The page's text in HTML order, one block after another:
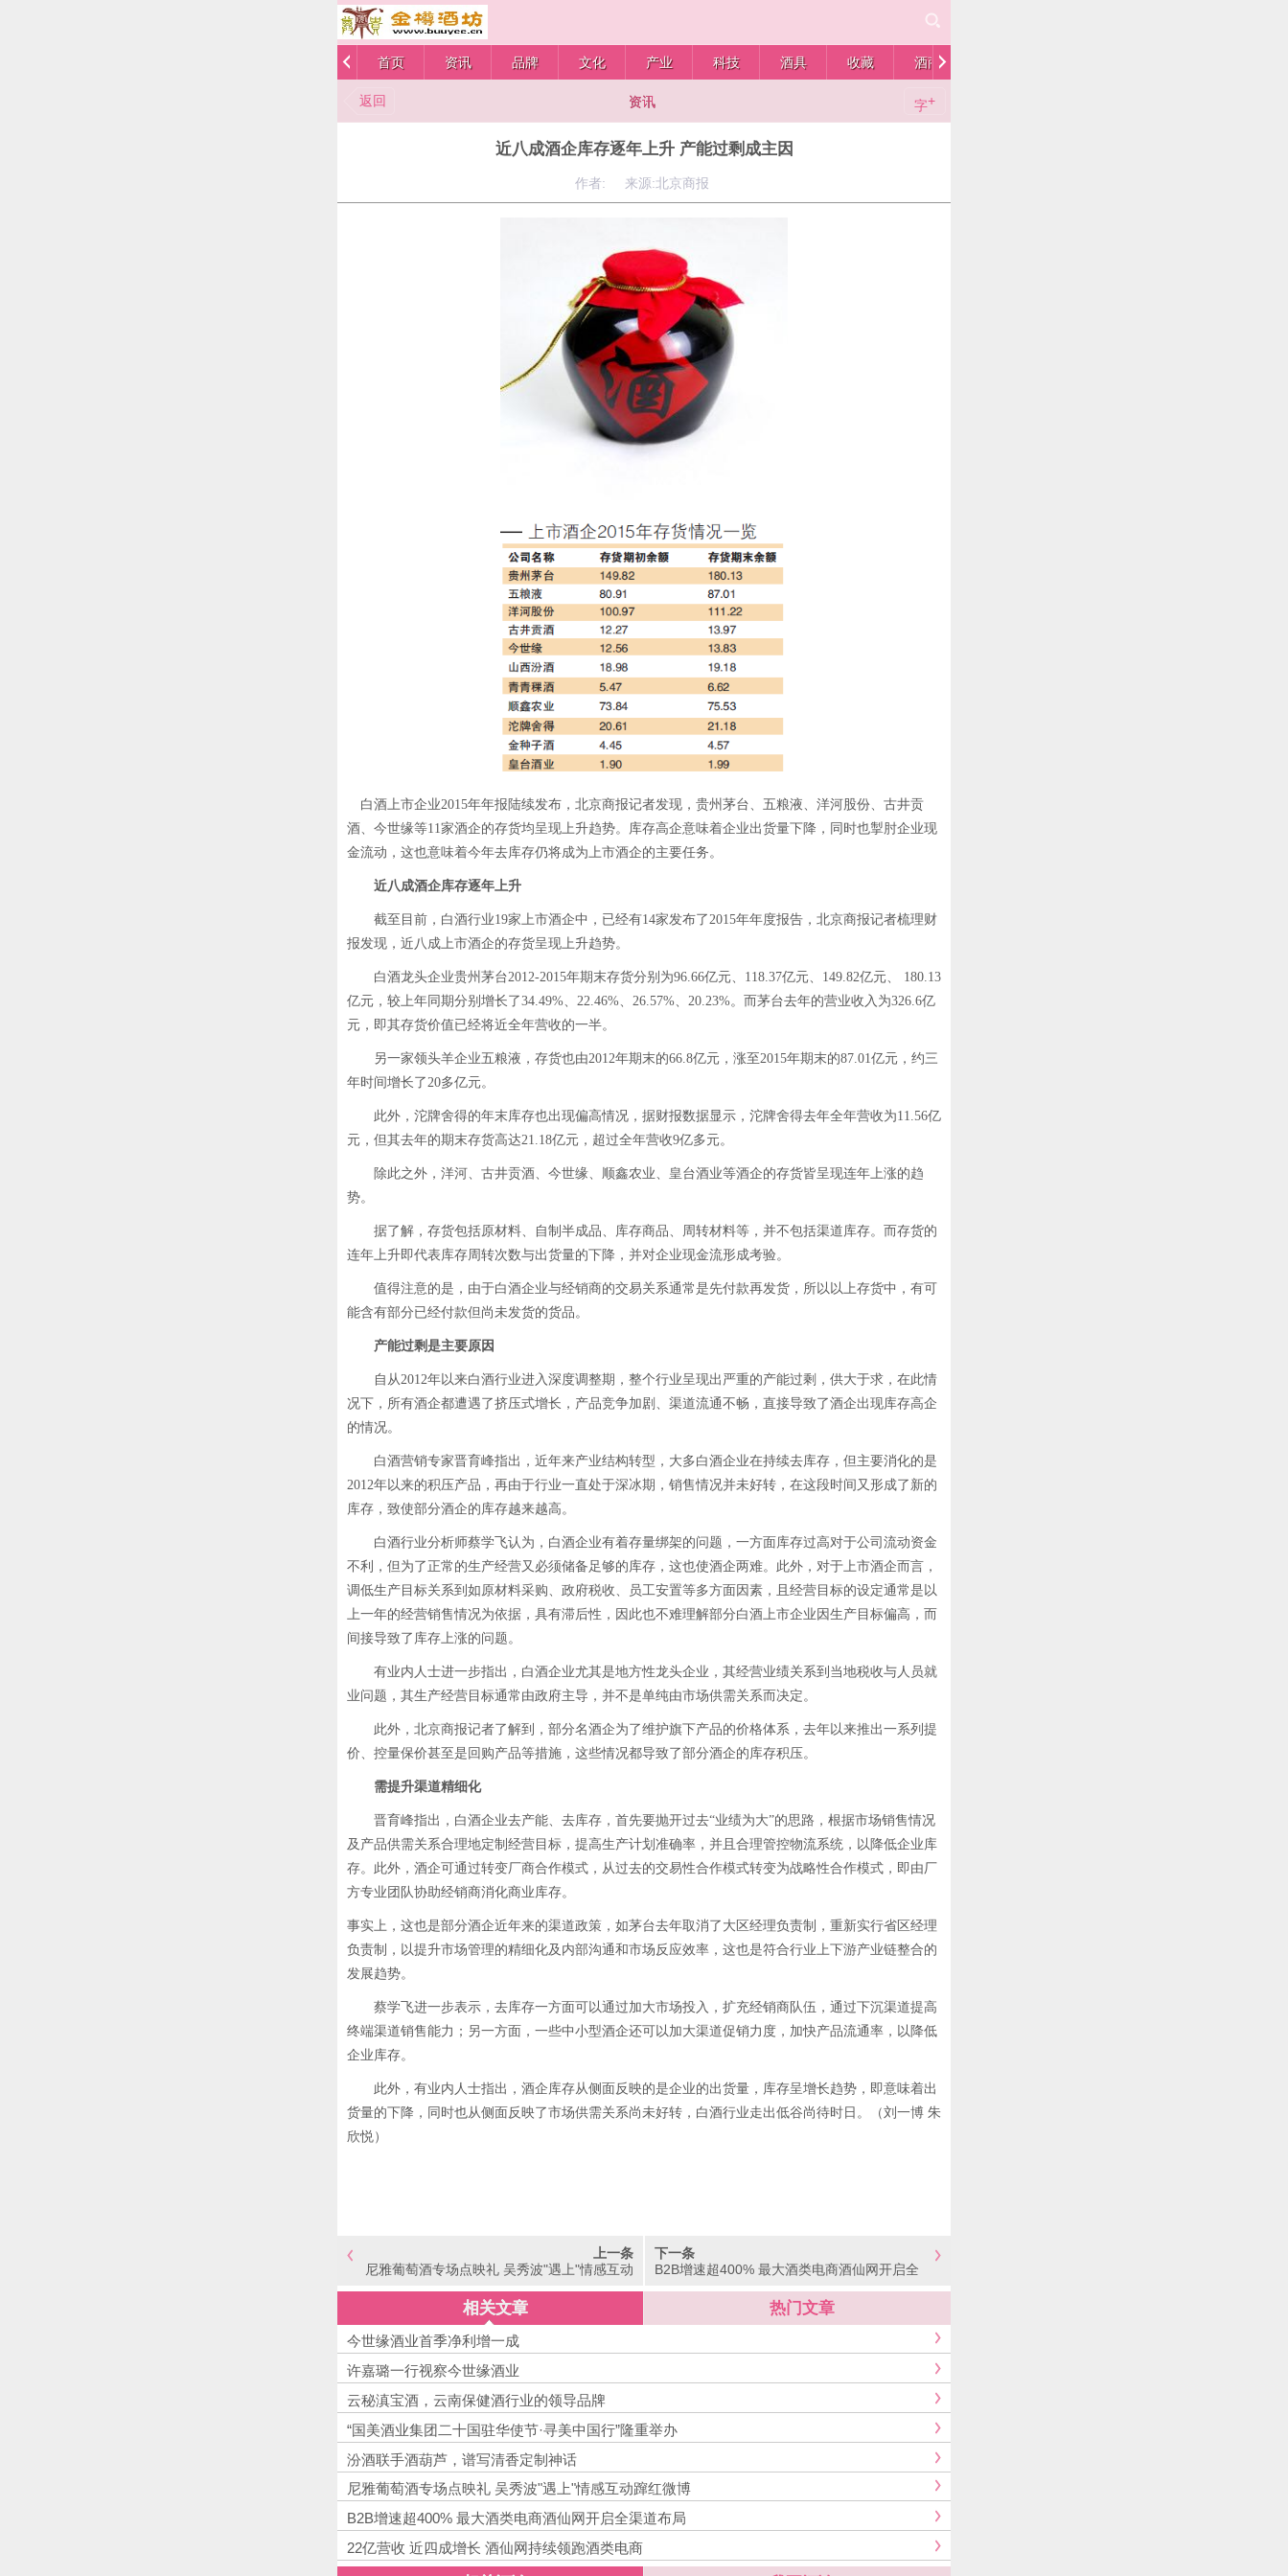
首页 资讯 品牌 文化 产业 科技 酒具 收藏 酒商
返回 资讯 字+
近八成酒企库存逐年上升 产能过剩成主因
作者: 来源:北京商报
白酒上市企业2015年年报陆续发布，北京商报记者发现，贵州茅台、五粮液、洋河股份、古井贡
酒、今世缘等11家酒企的存货均呈现上升趋势。库存高企意味着企业出货量下降，同时也掣肘企业现
金流动，这也意味着今年去库存仍将成为上市酒企的主要任务。
近八成酒企库存逐年上升
截至目前，白酒行业19家上市酒企中，已经有14家发布了2015年年度报告，北京商报记者梳理财
报发现，近八成上市酒企的存货呈现上升趋势。
白酒龙头企业贵州茅台2012-2015年期末存货分别为96.66亿元、118.37亿元、149.82亿元、 180.13
亿元，较上年同期分别增长了34.49%、22.46%、26.57%、20.23%。而茅台去年的营业收入为326.6亿
元，即其存货价值已经将近全年营收的一半。
另一家领头羊企业五粮液，存货也由2012年期末的66.8亿元，涨至2015年期末的87.01亿元，约三
年时间增长了20多亿元。
此外，沱牌舍得的年末库存也出现偏高情况，据财报数据显示，沱牌舍得去年全年营收为11.56亿
元，但其去年的期末存货高达21.18亿元，超过全年营收9亿多元。
除此之外，洋河、古井贡酒、今世缘、顺鑫农业、皇台酒业等酒企的存货皆呈现连年上涨的趋
势。
据了解，存货包括原材料、自制半成品、库存商品、周转材料等，并不包括渠道库存。而存货的
连年上升即代表库存周转次数与出货量的下降，并对企业现金流形成考验。
值得注意的是，由于白酒企业与经销商的交易关系通常是先付款再发货，所以以上存货中，有可
能含有部分已经付款但尚未发货的货品。
产能过剩是主要原因
自从2012年以来白酒行业进入深度调整期，整个行业呈现出严重的产能过剩，供大于求，在此情
况下，所有酒企都遭遇了挤压式增长，产品竞争加剧、渠道流通不畅，直接导致了酒企出现库存高企
的情况。
白酒营销专家晋育峰指出，近年来产业结构转型，大多白酒企业在持续去库存，但主要消化的是
2012年以来的积压产品，再由于行业一直处于深冰期，销售情况并未好转，在这段时间又形成了新的
库存，致使部分酒企的库存越来越高。
白酒行业分析师蔡学飞认为，白酒企业有着存量绑架的问题，一方面库存过高对于公司流动资金
不利，但为了正常的生产经营又必须储备足够的库存，这也使酒企两难。此外，对于上市酒企而言，
调低生产目标关系到如原材料采购、政府税收、员工安置等多方面因素，且经营目标的设定通常是以
上一年的经营销售情况为依据，具有滞后性，因此也不难理解部分白酒上市企业因生产目标偏高，而
间接导致了库存上涨的问题。
有业内人士进一步指出，白酒企业尤其是地方性龙头企业，其经营业绩关系到当地税收与人员就
业问题，其生产经营目标通常由政府主导，并不是单纯由市场供需关系而决定。
此外，北京商报记者了解到，部分名酒企为了维护旗下产品的价格体系，去年以来推出一系列提
价、控量保价甚至是回购产品等措施，这些情况都导致了部分酒企的库存积压。
需提升渠道精细化
晋育峰指出，白酒企业去产能、去库存，首先要抛开过去“业绩为大”的思路，根据市场销售情况
及产品供需关系合理地定制经营目标，提高生产计划准确率，并且合理管控物流系统，以降低企业库
存。此外，酒企可通过转变厂商合作模式，从过去的交易性合作模式转变为战略性合作模式，即由厂
方专业团队协助经销商消化商业库存。
事实上，这也是部分酒企近年来的渠道政策，如茅台去年取消了大区经理负责制，重新实行省区经理
负责制，以提升市场管理的精细化及内部沟通和市场反应效率，这也是符合行业上下游产业链整合的
发展趋势。
蔡学飞进一步表示，去库存一方面可以通过加大市场投入，扩充经销商队伍，通过下沉渠道提高
终端渠道销售能力；另一方面，一些中小型酒企还可以加大渠道促销力度，加快产品流通率，以降低
企业库存。
此外，有业内人士指出，酒企库存从侧面反映的是企业的出货量，库存呈增长趋势，即意味着出
货量的下降，同时也从侧面反映了市场供需关系尚未好转，白酒行业走出低谷尚待时日。（刘一博 朱
欣悦）
上一条
尼雅葡萄酒专场点映礼 吴秀波"遇上"情感互动
下一条
B2B增速超400% 最大酒类电商酒仙网开启全
相关文章 热门文章
今世缘酒业首季净利增一成
许嘉璐一行视察今世缘酒业
云秘滇宝酒，云南保健酒行业的领导品牌
“国美酒业集团二十国驻华使节·寻美中国行”隆重举办
汾酒联手酒葫芦，谱写清香定制神话
尼雅葡萄酒专场点映礼 吴秀波"遇上"情感互动蹿红微博
B2B增速超400% 最大酒类电商酒仙网开启全渠道布局
22亿营收 近四成增长 酒仙网持续领跑酒类电商